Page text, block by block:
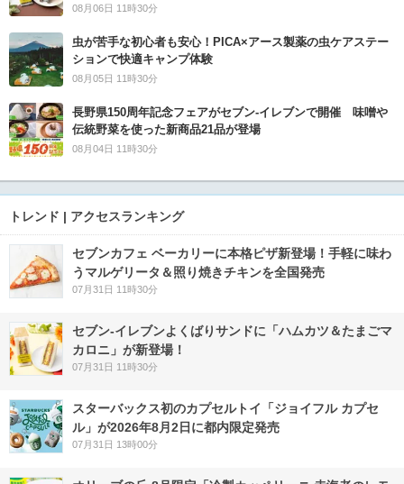
08月06日 11時30分
虫が苦手な初心者も安心！PICA×アース製薬の虫ケアステー
ションで快適キャンプ体験
08月05日 11時30分
長野県150周年記念フェアがセブン-イレブンで開催 味噌や
伝統野菜を使った新商品21品が登場
08月04日 11時30分
トレンド | アクセスランキング
セブンカフェ ベーカリーに本格ピザ新登場！手軽に味わ
うマルゲリータ＆照り焼きチキンを全国発売
07月31日 11時30分
セブン‐イレブンよくばりサンドに「ハムカツ＆たまごマ
カロニ」が新登場！
07月31日 11時30分
スターバックス初のカプセルトイ「ジョイフル カプセ
ル」が2026年8月2日に都内限定発売
07月31日 13時00分